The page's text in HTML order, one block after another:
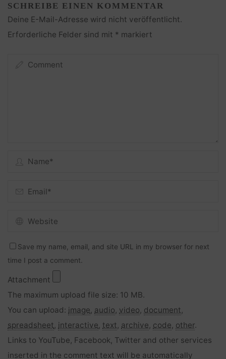
SCHREIBE EINEN KOMMENTAR
Deine E-Mail-Adresse wird nicht veröffentlicht.
Erforderliche Felder sind mit * markiert
Save my name, email, and site URL in my browser for next
time I post a comment.
Attachment
The maximum upload file size: 10 MB.
You can upload: image, audio, video, document,
spreadsheet, interactive, text, archive, code, other.
Links to YouTube, Facebook, Twitter and other services
inserted in the comment text will be automatically